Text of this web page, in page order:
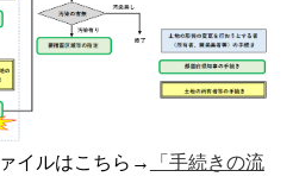
イルはこちら→
「手続きの流